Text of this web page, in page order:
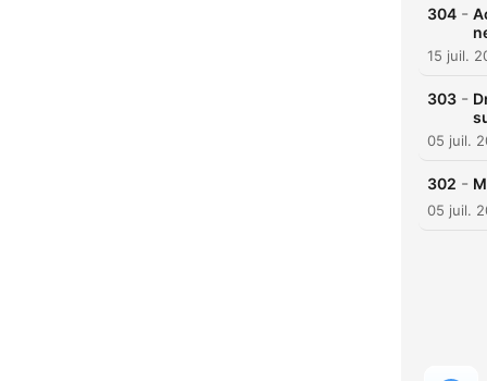
304 -
15 juil.
303 -
05 juil.
302 -
05 juil.